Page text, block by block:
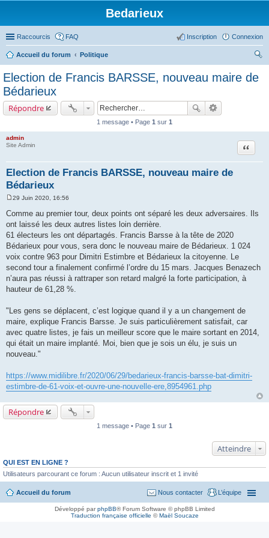
Bedarieux
Raccourcis FAQ Connexion
Inscription
Accueil du forum
Politique
her
Election de Francis BARSSE, nouveau maire de
Bédarieux
Répondre
1 message • Page 1 sur 1
admin
Site Admin
Election de Francis BARSSE, nouveau maire de
Bédarieux
Citer
s
s
a
g
e
29 Juin 2020, 16:56
Comme au premier tour, deux points ont séparé les deux adversaires. Ils
ont laissé les deux autres listes loin derrière.
61 électeurs les ont départagés. Francis Barsse à la tête de 2020
Bédarieux pour vous, sera donc le nouveau maire de Bédarieux. 1 024
voix contre 963 pour Dimitri Estimbre et Bédarieux la citoyenne. Le
second tour a finalement confirmé l’ordre du 15 mars. Jacques Benazech
n’aura pas réussi à rattraper son retard malgré la forte participation, à
hauteur de 61,28 %.
"Les gens se déplacent, c’est logique quand il y a un changement de
maire, explique Francis Barsse. Je suis particulièrement satisfait, car
avec quatre listes, je fais un meilleur score que le maire sortant en 2014,
qui était un maire implanté. Moi, bien que je sois un élu, je suis un
nouveau."
https://www.midilibre.fr/2020/06/29/bedarieux-francis-barsse-bat-dimitri-
estimbre-de-61-voix-et-ouvre-une-nouvelle-ere,8954961.php
Répondre
1 message • Page 1 sur 1
Atteindre
QUI EST EN LIGNE ?
Utilisateurs parcourant ce forum : Aucun utilisateur inscrit et 1 invité
Accueil du forum L’équipe
Nous contacter
Développé parphpBB® Forum Software © phpBB Limited
Traduction française officielle ©Maël Soucaze